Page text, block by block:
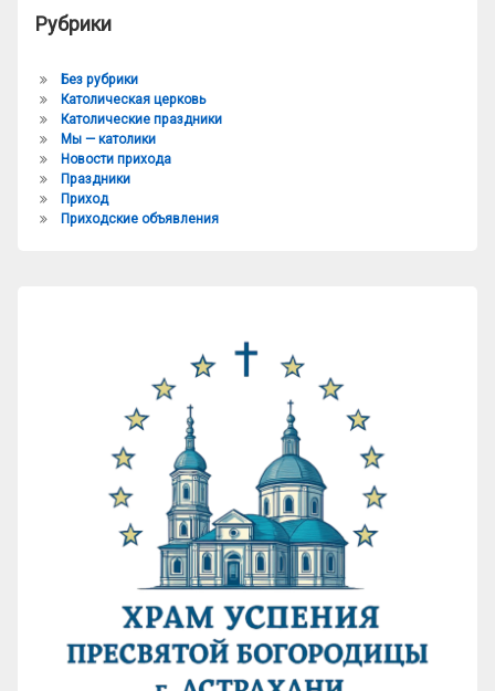
Рубрики
Без рубрики
Католическая церковь
Католические праздники
Мы — католики
Новости прихода
Праздники
Приход
Приходские объявления